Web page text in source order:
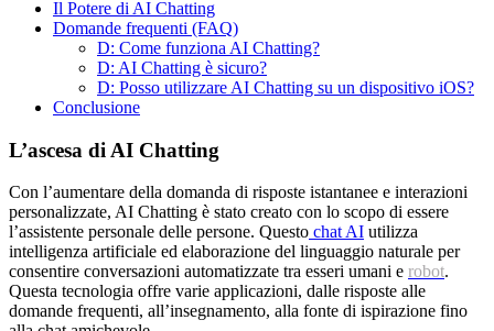
Il Potere di AI Chatting
Domande frequenti (FAQ)
D: Come funziona AI Chatting?
D: AI Chatting è sicuro?
D: Posso utilizzare AI Chatting su un dispositivo iOS?
Conclusione
L’ascesa di AI Chatting
Con l’aumentare della domanda di risposte istantanee e interazioni
personalizzate, AI Chatting è stato creato con lo scopo di essere
l’assistente personale delle persone. Questo chat AI utilizza
intelligenza artificiale ed elaborazione del linguaggio naturale per
consentire conversazioni automatizzate tra esseri umani e robot.
Questa tecnologia offre varie applicazioni, dalle risposte alle
domande frequenti, all’insegnamento, alla fonte di ispirazione fino